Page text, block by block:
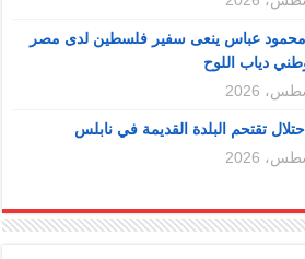
محمود عباس ينعى سفير فلسطين لدى مصر
دياب اللوح
تقتحم البلدة القديمة في نابلس